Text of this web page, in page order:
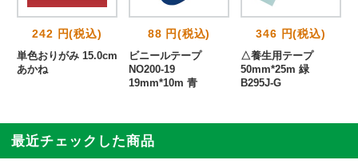
242 円(税込)
単色おりがみ 15.0cm
あかね
88 円(税込)
ビニールテープ
NO200-19
19mm*10m 青
346 円(税込)
△養生用テープ
50mm*25m 緑
B295J-G
最近チェックした商品